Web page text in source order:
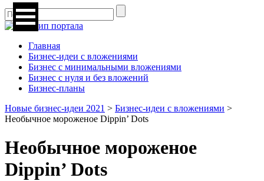
Главная
Бизнес-идеи с вложениями
Бизнес с минимальными вложениями
Бизнес с нуля и без вложений
Бизнес-планы
Новые бизнес-идеи 2021 > Бизнес-идеи с вложениями >
Необычное мороженое Dippin’ Dots
Необычное мороженое
Dippin’ Dots